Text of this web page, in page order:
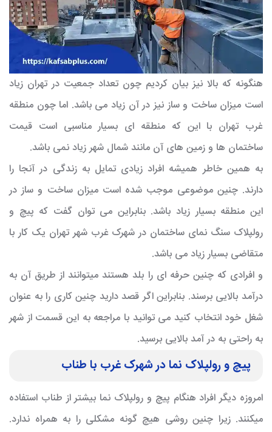
هنگونه که بالا نیز بیان کردیم چون تعداد جمعیت در تهران زیاد
است میزان ساخت و ساز نیز در آن زیاد می باشد. اما چون منطقه
غرب تهران با این که منطقه ای بسیار مناسبی است قیمت
ساختمان ها و زمین های آن مانند شمال شهر زیاد نمی باشد.
به همین خاطر همیشه افراد زیادی تمایل به زندگی در آنجا را
دارند. چنین موضوعی موجب شده است میزان ساخت و ساز در
این منطقه بسیار زیاد باشد. بنابراین می توان گفت که پیچ و
رولپلاک سنگ نمای ساختمان در شهرک غرب شهر تهران یک کار با
متقاضی بسیار زیاد می باشد.
و افرادی که چنین حرفه ای را بلد هستند میتوانند از طریق آن به
درآمد بالایی برسند. بنابراین اگر قصد دارید چنین کاری را به عنوان
شغل خود انتخاب کنید می توانید با مراجعه به این قسمت از شهر
به راحتی به در آمد بالایی برسید.
پیچ و رولپلاک نما در شهرک غرب با طناب
امروزه دیگر افراد هنگام پیچ و رولپلاک نما بیشتر از طناب استفاده
میکنند. زیرا چنین روشی هیچ گونه مشکلی را به همراه ندارد.